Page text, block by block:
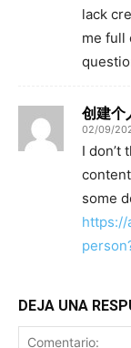
lack
me full
创建个
02/09/
I don’t
some
https://
DEJA UNA